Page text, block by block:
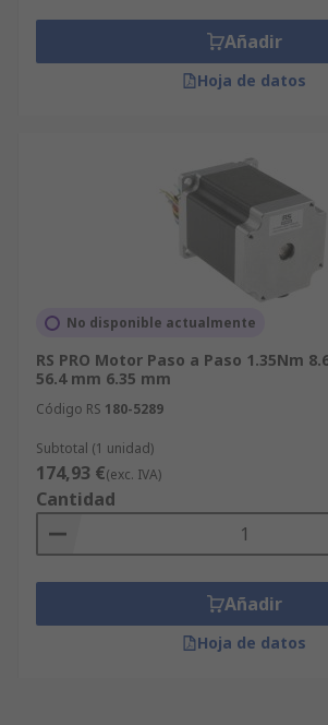
Añadir
Hoja de datos
No disponible actualmente
RS PRO Motor Paso a Paso 1.35Nm
56.4 mm 6.35 mm
Código RS 180-5289
Subtotal (1 unidad)
174,93 €(exc. IVA)
Cantidad
Añadir
Hoja de datos